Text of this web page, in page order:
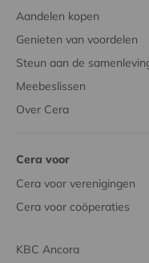
Aandelen kopen
Genieten van voordelen
Steun aan de
Meebeslissen
Over Cera
Cera voor
Cera voor verenigingen
Cera voor coöperaties
KBC Ancora